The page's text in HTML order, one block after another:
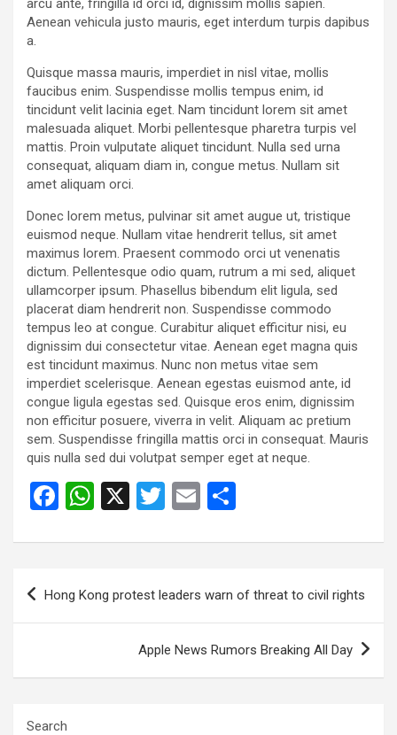
arcu ante, fringilla id orci id, dignissim mollis sapien.
Aenean vehicula justo mauris, eget interdum turpis dapibus
a.
Quisque massa mauris, imperdiet in nisl vitae, mollis
faucibus enim. Suspendisse mollis tempus enim, id
tincidunt velit lacinia eget. Nam tincidunt lorem sit amet
malesuada aliquet. Morbi pellentesque pharetra turpis vel
mattis. Proin vulputate aliquet tincidunt. Nulla sed urna
consequat, aliquam diam in, congue metus. Nullam sit
amet aliquam orci.
Donec lorem metus, pulvinar sit amet augue ut, tristique
euismod neque. Nullam vitae hendrerit tellus, sit amet
maximus lorem. Praesent commodo orci ut venenatis
dictum. Pellentesque odio quam, rutrum a mi sed, aliquet
ullamcorper ipsum. Phasellus bibendum elit ligula, sed
placerat diam hendrerit non. Suspendisse commodo
tempus leo at congue. Curabitur aliquet efficitur nisi, eu
dignissim dui consectetur vitae. Aenean eget magna quis
est tincidunt maximus. Nunc non metus vitae sem
imperdiet scelerisque. Aenean egestas euismod ante, id
congue ligula egestas sed. Quisque eros enim, dignissim
non efficitur posuere, viverra in velit. Aliquam ac pretium
sem. Suspendisse fringilla mattis orci in consequat. Mauris
quis nulla sed dui volutpat semper eget at neque.
F
ce
o
W
at
A
X
T
tt
er
E
ail ar
e
Post
navigation
Hong Kong protest leaders warn of threat to civil rights
Apple News Rumors Breaking All Day
Search